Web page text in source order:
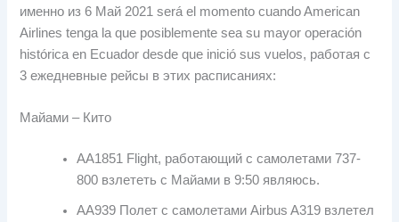
именно из 6 Май 2021será el momento cuando American
Airlines tenga la que posiblemente sea su mayor operación
histórica en Ecuador desde que inició sus vuelos, работая с
3 ежедневные рейсы в этих расписаниях:
Майами – Кито
AA1851 Flight, работающий с самолетами 737-
800 взлететь с Майами в 9:50 являюсь.
AA939 Полет с самолетами Airbus A319 взлетел